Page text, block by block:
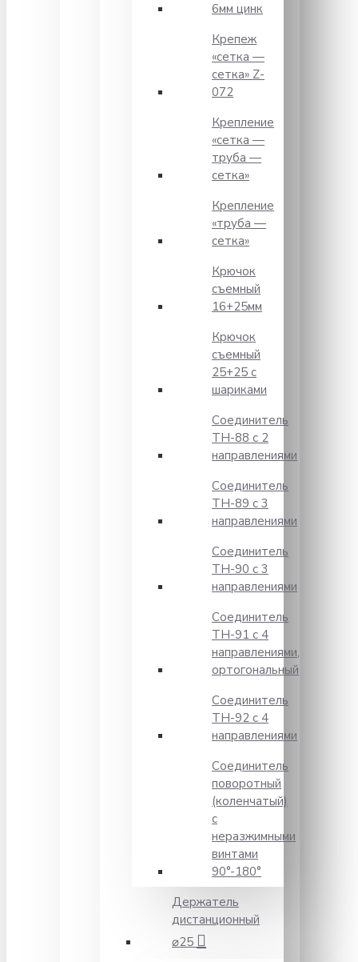
6мм цинк
Крепеж
«сетка —
сетка» Z-
072
Крепление
«сетка —
труба —
сетка»
Крепление
«труба —
сетка»
Крючок
съемный
16+25мм
Крючок
съемный
25+25 с
шариками
Соединитель
TH-88 с 2
направлениями
Соединитель
TH-89 с 3
направлениями
Соединитель
TH-90 с 3
направлениями
Соединитель
TH-91 с 4
направлениями,
ортогональный
Соединитель
TH-92 с 4
направлениями
Соединитель
поворотный
(коленчатый)
с
неразжимными
винтами
90°-180°
Держатель
дистанционный
⌀25